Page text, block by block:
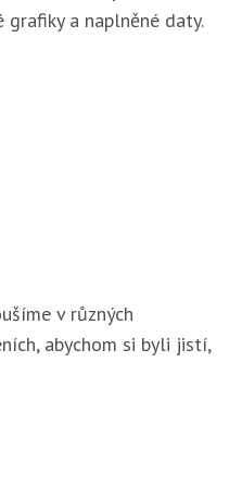
grafiky a naplněné daty.
v různých
abychom si byli jistí,